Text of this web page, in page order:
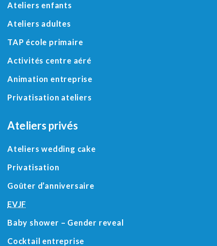
Ateliers enfants
Ateliers adultes
TAP école primaire
Activités centre aéré
Animation entreprise
Privatisation ateliers
Ateliers privés
Ateliers wedding cake
Privatisation
Goûter d’anniversaire
EVJF
Baby shower – Gender reveal
Cocktail entreprise